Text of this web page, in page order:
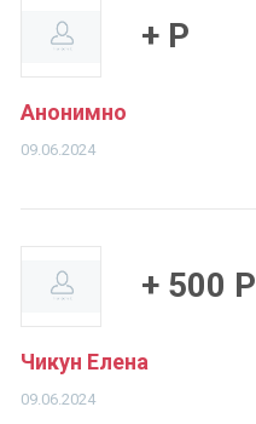
Анонимно
09.06.2024
+ Р
Чикун Елена
09.06.2024
+ 500 Р